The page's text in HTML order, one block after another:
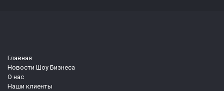
Главная
Новости Шоу Бизнеса
О нас
Наши клиенты